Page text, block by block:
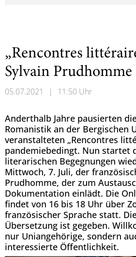
„Rencontres
Sylvain Prudhomme
05.07.2021 | 11:50 Uhr
Anderthalb Jahre pausierten
Romanistik an der Bergischen
veranstalteten „Rencontres
pandemiebedingt. Nun startet
literarischen Begegnungen
Mittwoch, 7. Juli, der
Prudhomme, der zum
Dokumentation einlädt. Die
findet von 16 bis 18 Uhr über
französischer Sprache statt.
Übersetzung ist gegeben.
nur Uniangehörige, sondern
interessierte Öffentlichkeit.